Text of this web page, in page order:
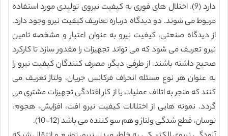
دارد (9). اختلال های فوری به کیفیت نیروی تولیدی مورد استفاده
مربوط می شوند. دو دیدگاه درباره تعاریف کیفیت نیرو وجود دارد.
از دیدگاه صنعتی، کیفیت نیرو به عنوان اعتبار و مشخصه تامین
نیرو تعریف می شود که می تواند تجهیزات را مقدور سازد تا کارکرد
صحیح داشته باشند. از طرفی دیگر، مصرف کنندگان کیفیت نیرو را
به عنوان هر نوع مسئله انحراف فرکانس جریان، ولتاژ تعریف می
کنند که منجر به اتلاف عملیات یا از کار افتادگی تجهیزات مشتری می
گردد. نمونه هایی از اختلالات کیفیت نیرو افت، افزایش، هجوم،
نوسان، قطع شدگی ولتاژ و هم سو کننده می باشد (12-10).